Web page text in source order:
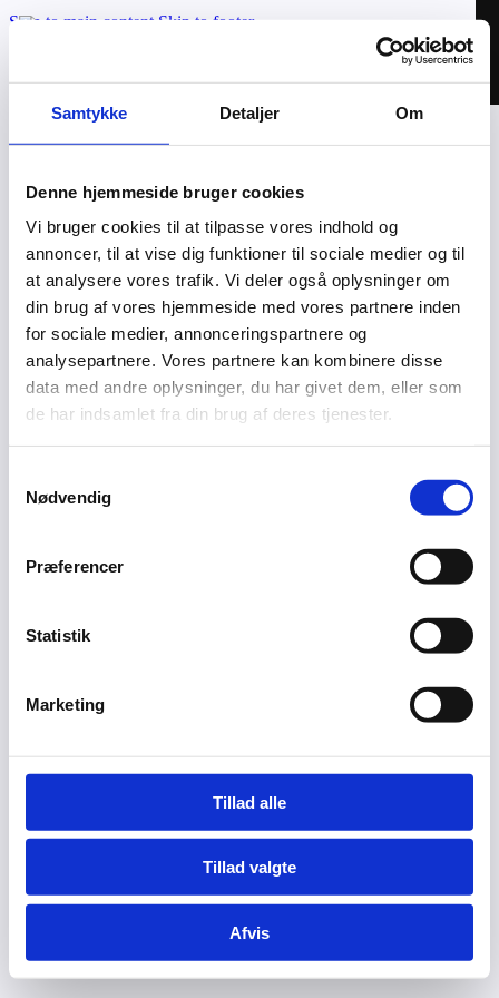
Samtykke Detaljer Om
Denne hjemmeside bruger cookies
Vi bruger cookies til at tilpasse vores indhold og
annoncer, til at vise dig funktioner til sociale medier og til
at analysere vores trafik. Vi deler også oplysninger om
din brug af vores hjemmeside med vores partnere inden
for sociale medier, annonceringspartnere og
analysepartnere. Vores partnere kan kombinere disse
data med andre oplysninger, du har givet dem, eller som
de har indsamlet fra din brug af deres tjenester.
Nødvendig
Præferencer
Statistik
Marketing
Tillad alle
Tillad valgte
Afvis
Skip to main content Skip to footer
Applikationer
Om os
Kontakt
Valhal Connect © 2026 | CVR: 42025895
MoveOn – Login
Privatlivspolitik
Connected af Webven